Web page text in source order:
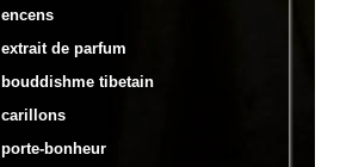
encens
extrait de parfum
bouddishme tibetain
carillons
porte-bonheur